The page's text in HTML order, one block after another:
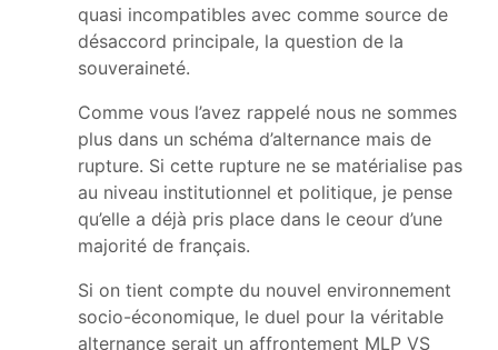
quasi incompatibles avec comme source de
désaccord principale, la question de la
souveraineté.
Comme vous l’avez rappelé nous ne sommes
plus dans un schéma d’alternance mais de
rupture. Si cette rupture ne se matérialise pas
au niveau institutionnel et politique, je pense
qu’elle a déjà pris place dans le ceour d’une
majorité de français.
Si on tient compte du nouvel environnement
socio-économique, le duel pour la véritable
alternance serait un affrontement MLP VS